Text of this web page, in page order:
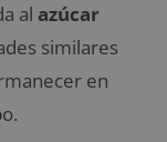
al azúcar
similares
en